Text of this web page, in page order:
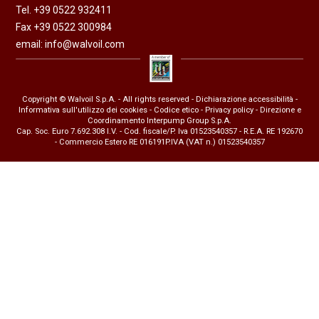
Tel. +39 0522 932411
Fax +39 0522 300984
email:info@walvoil.com
Copyright © Walvoil S.p.A. - All rights reserved - Dichiarazione accessibilità -
Informativa sull'utilizzo dei cookies- Codice etico- Privacy policy- Direzione e
Coordinamento Interpump Group S.p.A.
Cap. Soc. Euro 7.692.308 I.V. - Cod. fiscale/P. Iva 01523540357 - R.E.A. RE 192670
- Commercio Estero RE 016191P.IVA (VAT n.) 01523540357